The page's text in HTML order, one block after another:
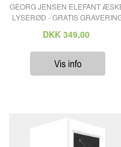
GEORG JENSEN ELEFANT
LYSERØD - GRATIS
DKK 349,00